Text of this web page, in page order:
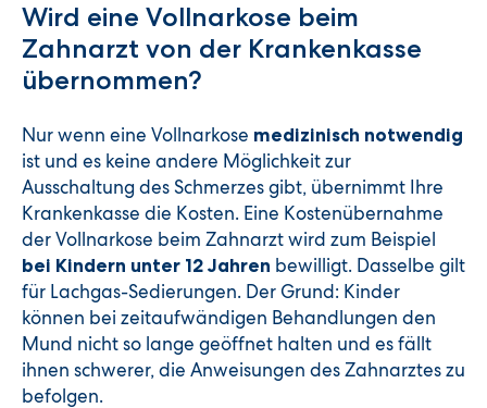
Wird eine Vollnarkose beim
Zahnarzt von der Krankenkasse
übernommen?
Nur wenn eine Vollnarkose medizinisch notwendig
ist und es keine andere Möglichkeit zur
Ausschaltung des Schmerzes gibt, übernimmt Ihre
Krankenkasse die Kosten. Eine Kostenübernahme
der Vollnarkose beim Zahnarzt wird zum Beispiel
bei Kindern unter 12 Jahren bewilligt. Dasselbe gilt
für Lachgas-Sedierungen. Der Grund: Kinder
können bei zeitaufwändigen Behandlungen den
Mund nicht so lange geöffnet halten und es fällt
ihnen schwerer, die Anweisungen des Zahnarztes zu
befolgen.